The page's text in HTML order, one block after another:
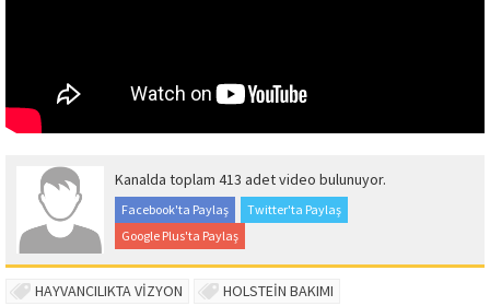
Kanalda toplam 413 adet video bulunuyor.
Facebook'ta Paylaş
Twitter'ta Paylaş
Google Plus'ta Paylaş
HAYVANCILIKTA VİZYON
HOLSTEİN BAKIMI